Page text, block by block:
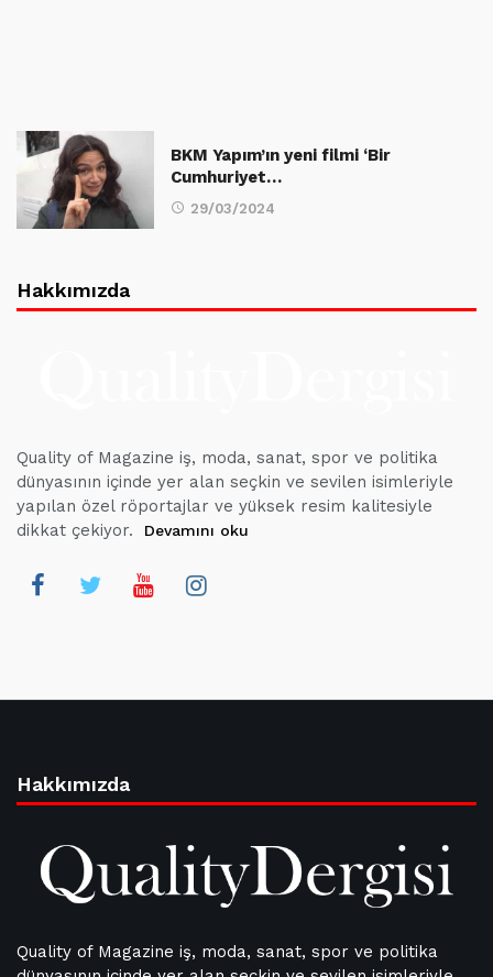
BKM Yapım’ın yeni filmi ‘Bir
Cumhuriyet…
29/03/2024
Hakkımızda
Quality of Magazine iş, moda, sanat, spor ve politika
dünyasının içinde yer alan seçkin ve sevilen isimleriyle
yapılan özel röportajlar ve yüksek resim kalitesiyle
dikkat çekiyor.
Devamını oku
Hakkımızda
Quality of Magazine iş, moda, sanat, spor ve politika